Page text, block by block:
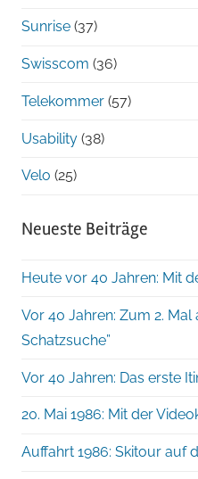
Sunrise (37)
Swisscom (36)
Telekommer (57)
Usability (38)
Velo (25)
Neueste Beiträge
Heute vor 40 Jahren: Mit
Vor 40 Jahren: Zum 2. Mal
Schatzsuche”
Vor 40 Jahren: Das erste
20. Mai 1986: Mit der
Auffahrt 1986: Skitour auf